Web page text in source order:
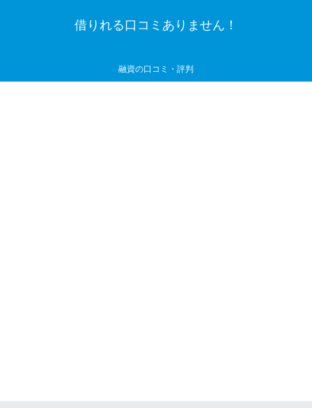
借りれる口コミありません！
融資の口コミ・評判